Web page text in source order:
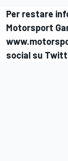
Per restare
Motorsport
social su